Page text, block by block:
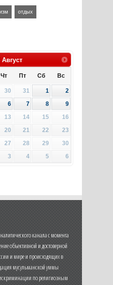
отдых
Август
Чт Пт Сб Вс
30 31 1
2
6 7 8
9
13 14 15
16
20 21 22
23
27 28 29
30
3 4 5 6
канала с момента
объективной и достоверной
и мире и происходящих в
мусульманской уммы
по религиозным